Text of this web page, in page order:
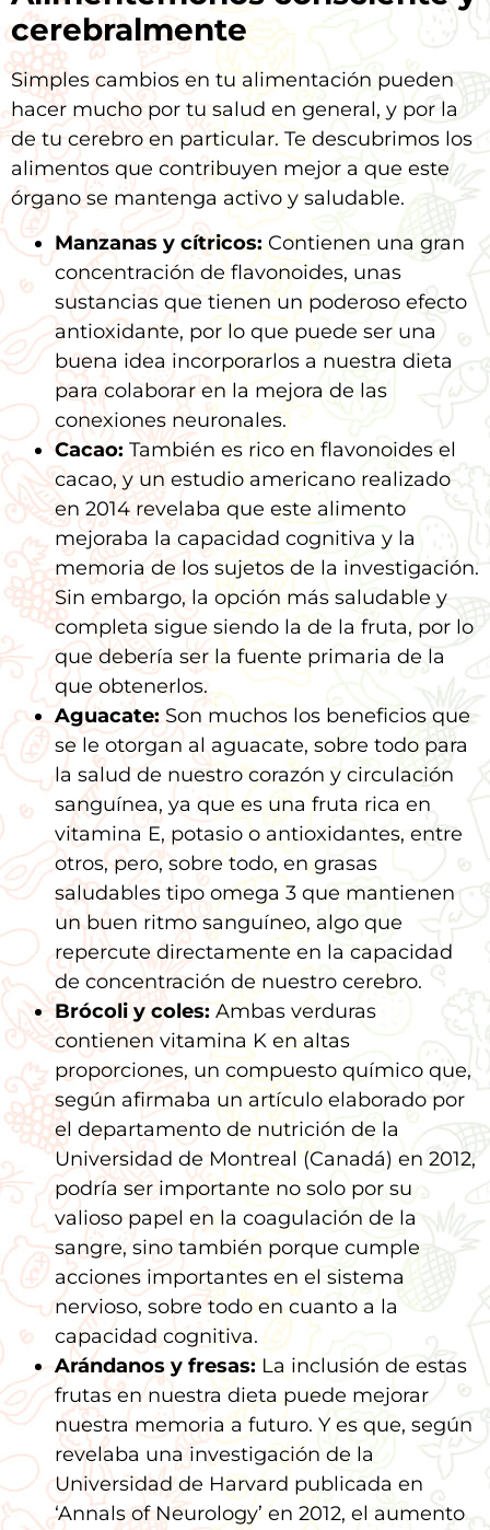
cerebralmente
Simples cambios en tu alimentación pueden
hacer mucho por tu salud en general, y por la
de tu cerebro en particular. Te descubrimos los
alimentos que contribuyen mejor a que este
órgano se mantenga activo y saludable.
Manzanas y cítricos:Contienen una gran
concentración de flavonoides, unas
sustancias que tienen un poderoso efecto
antioxidante, por lo que puede ser una
buena idea incorporarlos a nuestra dieta
para colaborar en la mejora de las
conexiones neuronales.
Cacao: También es rico en flavonoides el
cacao, y un estudio americano realizado
en 2014 revelaba que este alimento
mejoraba la capacidad cognitiva y la
memoria de los sujetos de la investigación.
Sin embargo, la opción más saludable y
completa sigue siendo la de la fruta, por lo
que debería ser la fuente primaria de la
que obtenerlos.
Aguacate:Son muchos los beneficios que
se le otorgan al aguacate, sobre todo para
la salud de nuestro corazón y circulación
sanguínea, ya que es una fruta rica en
vitamina E, potasio o antioxidantes, entre
otros, pero, sobre todo, en grasas
saludables tipo omega 3 que mantienen
un buen ritmo sanguíneo, algo que
repercute directamente en la capacidad
de concentración de nuestro cerebro.
Brócoli y coles: Ambas verduras
contienen vitamina K en altas
proporciones, un compuesto químico que,
según afirmaba un artículo elaborado por
el departamento de nutrición de la
Universidad de Montreal (Canadá) en 2012,
podría ser importante no solo por su
valioso papel en la coagulación de la
sangre, sino también porque cumple
acciones importantes en el sistema
nervioso, sobre todo en cuanto a la
capacidad cognitiva.
Arándanos y fresas:La inclusión de estas
frutas en nuestra dieta puede mejorar
nuestra memoria a futuro. Y es que, según
revelaba una investigación de la
Universidad de Harvard publicada en
‘Annals of Neurology’ en 2012, el aumento